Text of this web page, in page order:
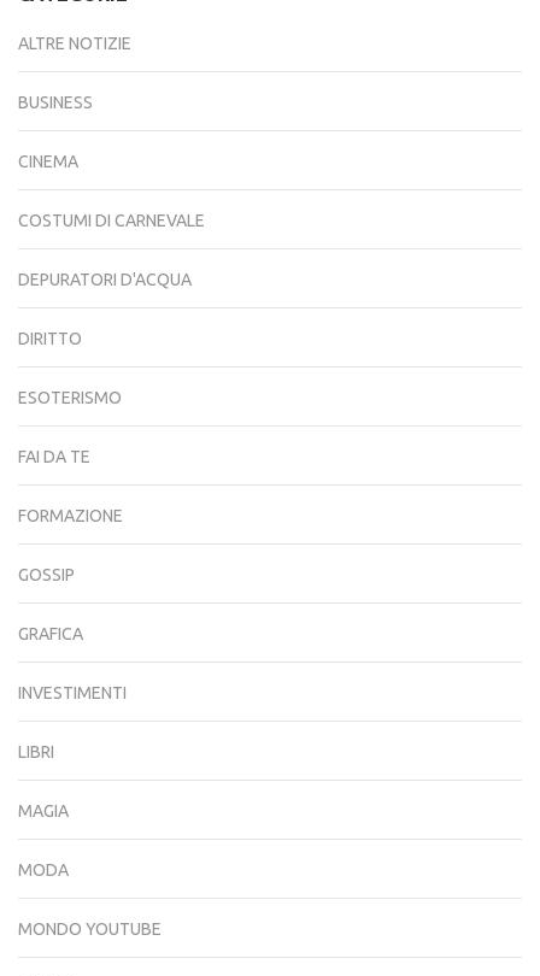
ALTRE NOTIZIE
BUSINESS
CINEMA
COSTUMI DI CARNEVALE
DEPURATORI D'ACQUA
DIRITTO
ESOTERISMO
FAI DA TE
FORMAZIONE
GOSSIP
GRAFICA
INVESTIMENTI
LIBRI
MAGIA
MODA
MONDO YOUTUBE